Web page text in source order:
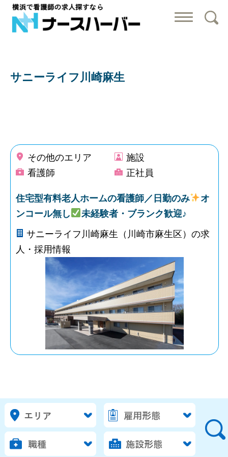
サニーライフ川崎麻生
その他のエリア
施設
看護師
正社員
住宅型有料老人ホームの看護師／日勤のみ
オ
ンコール無し
未経験者・ブランク歓迎♪
サニーライフ川崎麻生（川崎市麻生区）の求
人・採用情報